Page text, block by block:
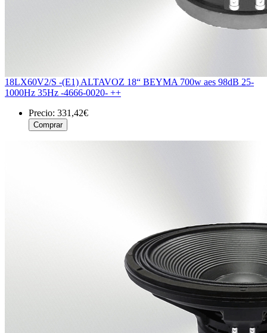
18LX60V2/S -(E1) ALTAVOZ 18“ BEYMA 700w aes 98dB 25-
1000Hz 35Hz -4666-0020- ++
Precio: 331,42€